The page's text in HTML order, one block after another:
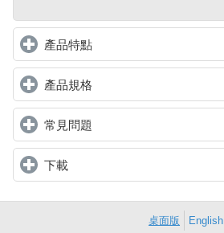
產品特點click to expand contents
產品規格
常見問題
下載click to expand contents
桌面版 English